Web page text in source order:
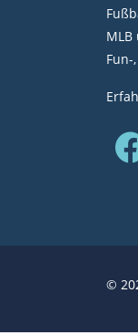
MLB
Fun-
©